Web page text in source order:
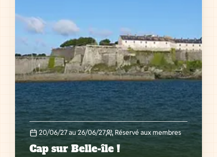
20/06/27 au 26/06/27 Réservé aux membres
Cap sur Belle-île !